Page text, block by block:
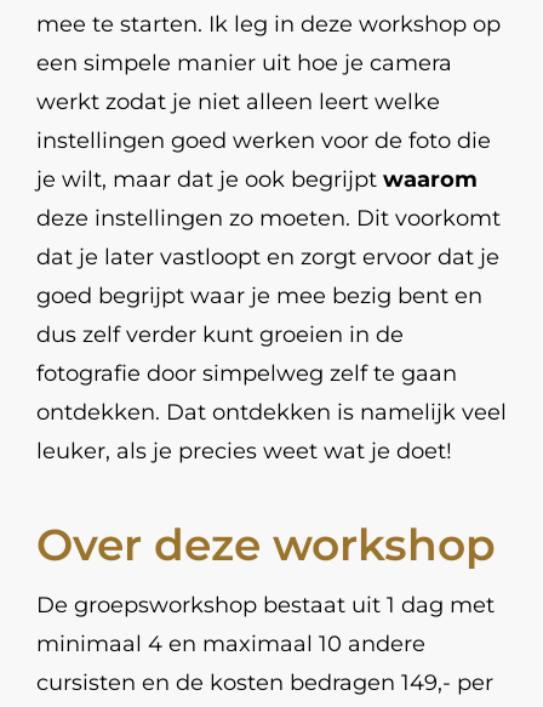
mee te starten. Ik leg in deze workshop op
een simpele manier uit hoe je camera
werkt zodat je niet alleen leert welke
instellingen goed werken voor de foto die
je wilt, maar dat je ook begrijpt waarom
deze instellingen zo moeten. Dit voorkomt
dat je later vastloopt en zorgt ervoor dat je
goed begrijpt waar je mee bezig bent en
dus zelf verder kunt groeien in de
fotografie door simpelweg zelf te gaan
ontdekken. Dat ontdekken is namelijk veel
leuker, als je precies weet wat je doet!
Over deze workshop
De groepsworkshop bestaat uit 1 dag met
minimaal 4 en maximaal 10 andere
cursisten en de kosten bedragen 149,- per